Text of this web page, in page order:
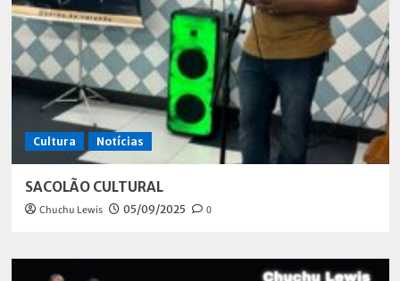
Cultura Notícias
SACOLÃO CULTURAL
Chuchu Lewis 05/09/2025 0